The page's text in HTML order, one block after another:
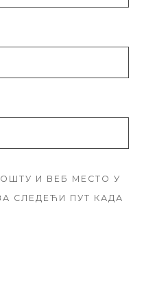
И ВЕБ МЕСТО У
СЛЕДЕЋИ ПУТ КАДА